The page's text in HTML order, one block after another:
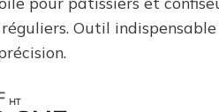
Outil indispensable
HT